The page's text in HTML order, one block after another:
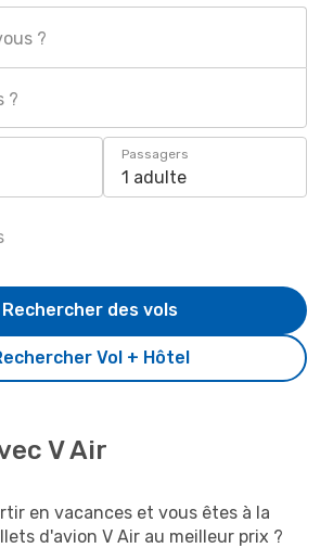
?
?
Passagers
1 adulte
Vol + Hôtel
Rechercher des vols
V Air
en vacances et vous êtes à la
d'avion V Air au meilleur prix ?